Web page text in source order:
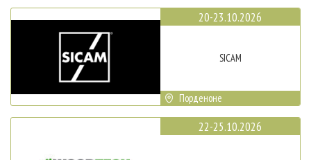
20-23.10.2026
SICAM
Порденоне
22-25.10.2026